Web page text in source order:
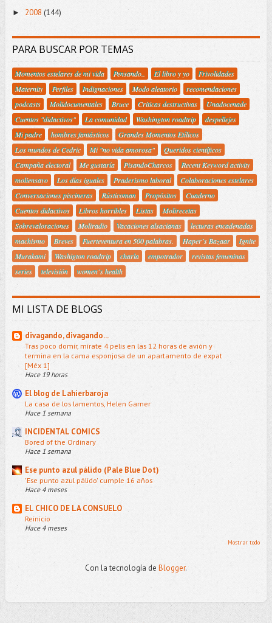
► 2008 (144)
PARA BUSCAR POR TEMAS
Momentos estelares de mi vida Pensando.. El libro y yo
Frivolidades
Maternity
Perfiles Indignaciones Modo aleatorio
recomendaciones
podcasts
Molidocumentales Bruce Criticas destructivas
Unadocenade
Cuentos "didactivos"
La comunidad Washington roadtrip
despellejes
Mi padre
hombres fantásticos
Grandes Momentos Etílicos
Los mundos de Cedric
Mi "no vida amorosa"
Queridos científicos
Campaña electoral
Me gustaría PisandoCharcos
Recent Keyword activity
moliensayo
Los días iguales Praderismo laboral
Colaboraciones estelares
Conversaciones piscineras
Rústicoman Propósitos
Cuaderno
Cuentos didactivos
Libros horribles Listas
Molirecetas
Sobrevaloraciones
Moliradio Vacaciones alsacianas
lecturas encadenadas
machismo
Breves Fuerteventura en 500 palabras. Haper´s Bazaar
Ignite
Murakami
Washigton roadtrip charla empotrador
revistas femeninas
series
televisión women´s health
MI LISTA DE BLOGS
divagando, divagando...
Tras poco domir, mírate 4 pelis en las 12 horas de avión y
termina en la cama esponjosa de un apartamento de expat
[Méx 1]
Hace 19 horas
El blog de Lahierbaroja
La casa de los lamentos, Helen Garner
Hace 1 semana
INCIDENTAL COMICS
Bored of the Ordinary
Hace 1 semana
Ese punto azul pálido (Pale Blue Dot)
'Ese punto azul pálido' cumple 16 años
Hace 4 meses
EL CHICO DE LA CONSUELO
Reinicio
Hace 4 meses
Mostrar todo
Con la tecnología de Blogger.